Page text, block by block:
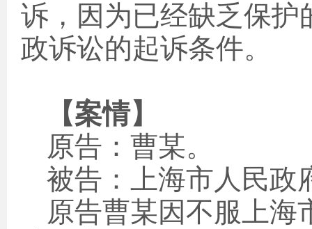
诉，因为已经缺乏保护
政诉讼的起诉条件。
【案情】
原告：曹某。
被告：上海市人民政
原告曹某因不服上海